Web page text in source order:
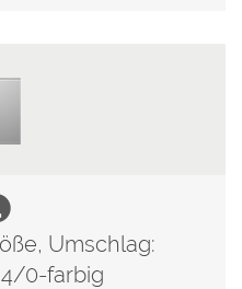
Umschlag:
0-farbig